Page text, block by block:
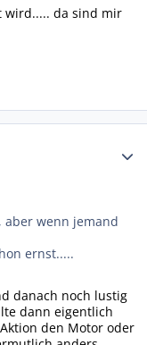
wird..... da sind mir
wenn jemand
ernst.....
danach noch lustig
dann eigentlich
den Motor oder